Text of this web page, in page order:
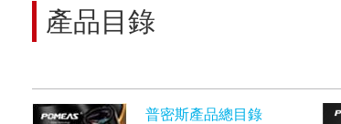
產品目錄
普密斯產品總目錄